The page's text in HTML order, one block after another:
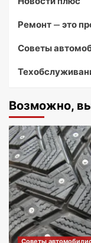
Ремонт — это
Советы
Возможно,
Советы